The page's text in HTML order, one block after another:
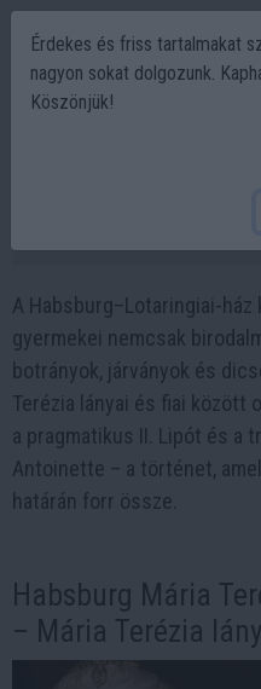
A Habsburg–Lotaringiai-
gyermekei nemcsak
botrányok, járványok és
Terézia lányai és fiai között
a pragmatikus II. Lipót és a
Antoinette – a történet,
határán forr össze.
Habsburg Mária
– Mária Terézia
Érdekes és friss tartalmakat
nagyon sokat dolgozunk.
Köszönjük!